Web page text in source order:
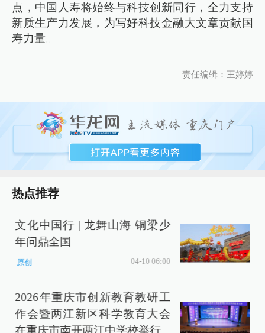
点，中国人寿将始终与科技创新同行，全力支持
新质生产力发展，为写好科技金融大文章贡献国
寿力量。
责任编辑：王婷婷
热点推荐
文化中国行 | 龙舞山海 铜梁少
年问鼎全国
原创 04-10 06:00
2026年重庆市创新教育教研工
作会暨两江新区科学教育大会
在重庆市南开两江中学校举行